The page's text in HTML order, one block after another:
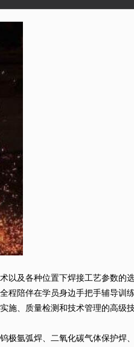
及各种位置下焊接工艺参数的
程陪伴在学员身边手把手辅导训练
、质量检测和技术管理的高级技
氩弧焊、二氧化碳气体保护焊